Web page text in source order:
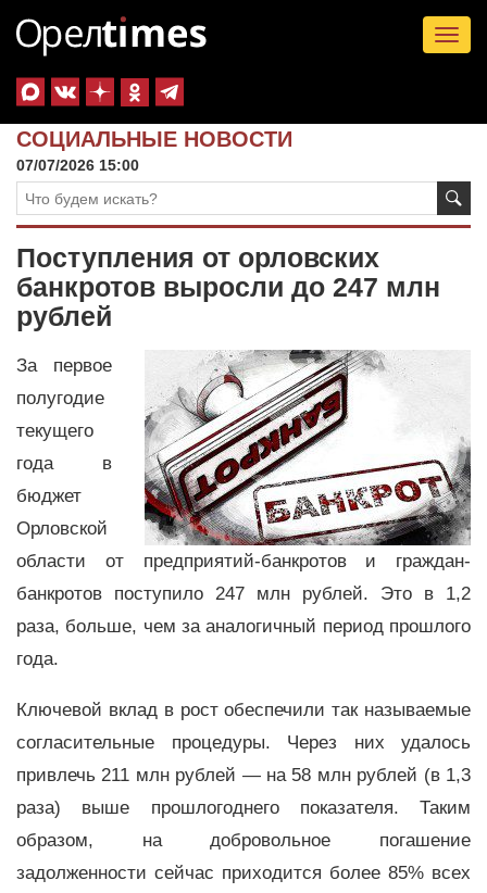
СОЦИАЛЬНЫЕ НОВОСТИ
07/07/2026 15:00
Поступления от орловских
банкротов выросли до 247 млн
рублей
За первое
полугодие
текущего
года в
бюджет
Орловской
области от предприятий-банкротов и граждан-
банкротов поступило 247 млн рублей. Это в 1,2
раза, больше, чем за аналогичный период прошлого
года.
Ключевой вклад в рост обеспечили так называемые
согласительные процедуры. Через них удалось
привлечь 211 млн рублей — на 58 млн рублей (в 1,3
раза) выше прошлогоднего показателя. Таким
образом, на добровольное погашение
задолженности сейчас приходится более 85% всех